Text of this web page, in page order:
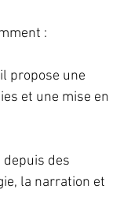
:
propose une
et une mise en
des
la narration et